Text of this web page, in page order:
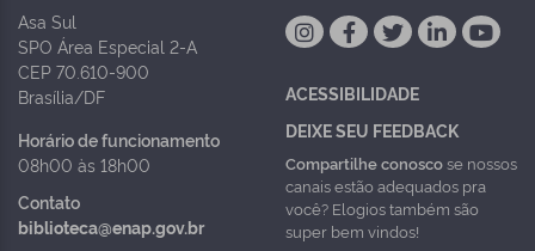
Asa Sul
SPO Área Especial 2-A
CEP 70.610-900
Brasília/DF
Horário de funcionamento
08h00 às 18h00
Contato
biblioteca@enap.gov.br
ACESSIBILIDADE
DEIXE SEU FEEDBACK
Compartilhe conoscose nossos
canais estão adequados pra
você? Elogios também são
super bem vindos!